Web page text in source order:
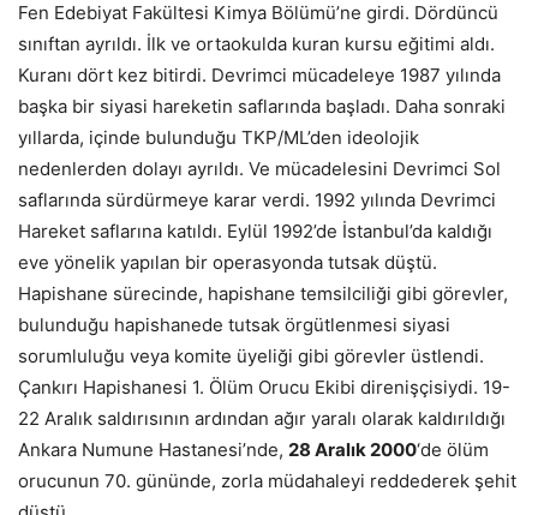
Fen Edebiyat Fakültesi Kimya Bölümü’ne girdi. Dördüncü
sınıftan ayrıldı. İlk ve ortaokulda kuran kursu eğitimi aldı.
Kuranı dört kez bitirdi. Devrimci mücadeleye 1987 yılında
başka bir siyasi hareketin saflarında başladı. Daha sonraki
yıllarda, içinde bulunduğu TKP/ML’den ideolojik
nedenlerden dolayı ayrıldı. Ve mücadelesini Devrimci Sol
saflarında sürdürmeye karar verdi. 1992 yılında Devrimci
Hareket saflarına katıldı. Eylül 1992’de İstanbul’da kaldığı
eve yönelik yapılan bir operasyonda tutsak düştü.
Hapishane sürecinde, hapishane temsilciliği gibi görevler,
bulunduğu hapishanede tutsak örgütlenmesi siyasi
sorumluluğu veya komite üyeliği gibi görevler üstlendi.
Çankırı Hapishanesi 1. Ölüm Orucu Ekibi direnişçisiydi. 19-
22 Aralık saldırısının ardından ağır yaralı olarak kaldırıldığı
Ankara Numune Hastanesi’nde, 28 Aralık 2000‘de ölüm
orucunun 70. gününde, zorla müdahaleyi reddederek şehit